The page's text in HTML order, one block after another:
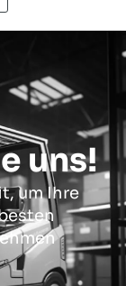
uns!
um Ihre